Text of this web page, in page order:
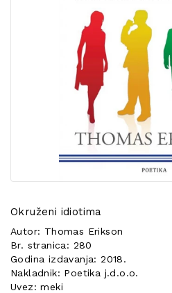
Okruženi idiotima
Autor: Thomas Erikson
Br. stranica: 280
Godina izdavanja: 2018.
Nakladnik: Poetika j.d.o.o.
Uvez: meki